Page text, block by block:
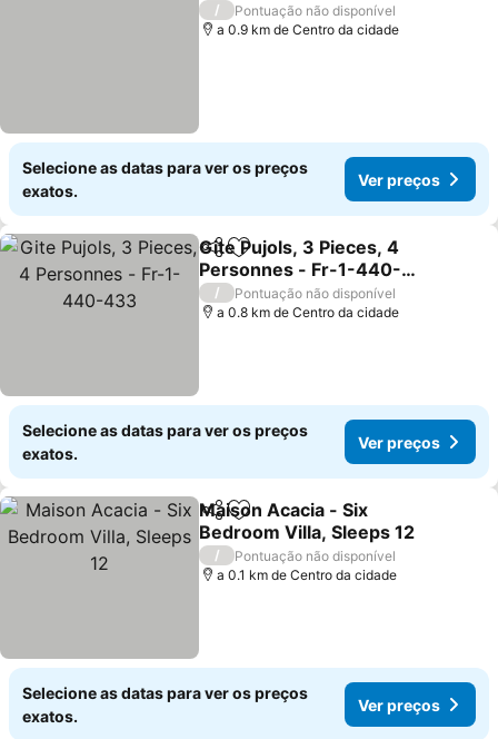
/
Pontuação não disponível
a 0.9 km de Centro da cidade
Selecione as datas para ver os preços
exatos.
Ver preços
PartilharAdicionar aos favoritos
Gite Pujols, 3 Pieces, 4
Personnes - Fr-1-440-
433
Ver preços
/
Pontuação não disponível
a 0.8 km de Centro da cidade
Selecione as datas para ver os preços
exatos.
Ver preços
PartilharAdicionar aos favoritos
Maison Acacia - Six
Bedroom Villa, Sleeps 12
Ver preços
/
Pontuação não disponível
a 0.1 km de Centro da cidade
Selecione as datas para ver os preços
exatos.
Ver preços